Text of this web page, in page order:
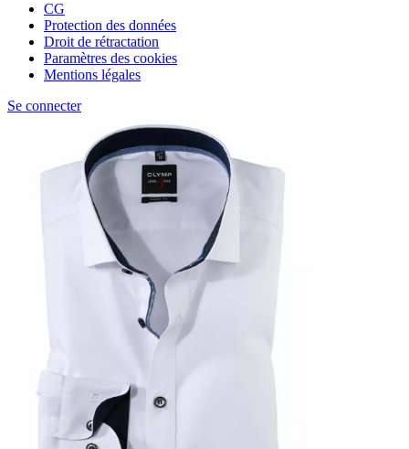
CG
Protection des données
Droit de rétractation
Paramètres des cookies
Mentions légales
Se connecter